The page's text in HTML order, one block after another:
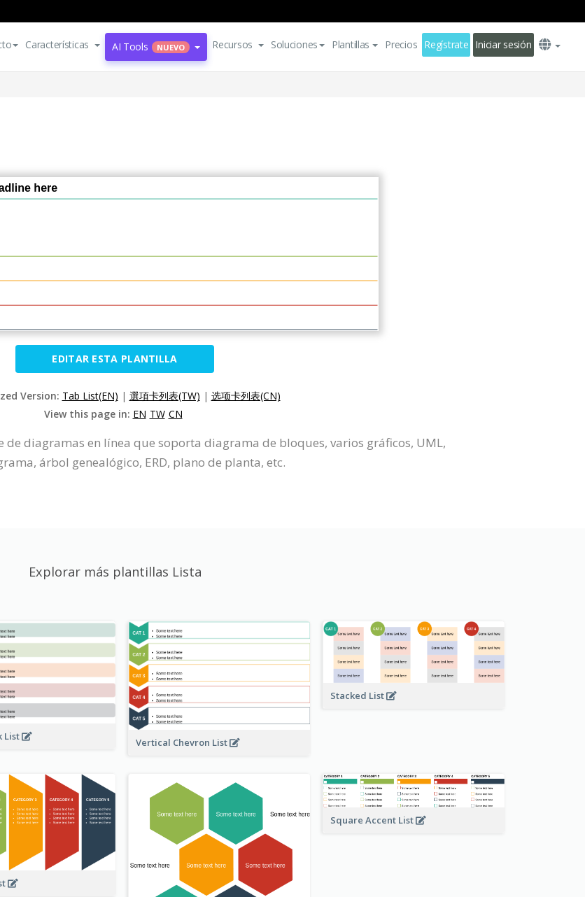
Características AI Tools NUEVO Recursos Soluciones Plantillas Precios Regístrate Iniciar sesión
EDITAR ESTA PLANTILLA
Version: Tab List(EN) | 選項卡列表(TW) | 选项卡列表(CN)
View this page in: EN TW CN
de diagramas en línea que soporta diagrama de bloques, varios gráficos, UML,
árbol genealógico, ERD, plano de planta, etc.
Explorar más plantillas Lista
List Vertical Chevron List
Stacked List
Square Accent List